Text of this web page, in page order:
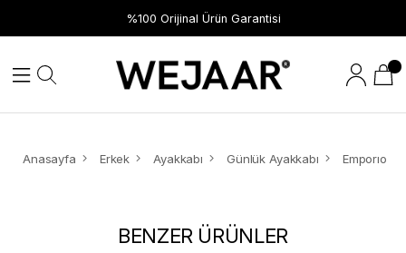
%100 Orijinal Ürün Garantisi
Anasayfa Erkek Ayakkabı Günlük Ayakkabı
BENZER ÜRÜNLER